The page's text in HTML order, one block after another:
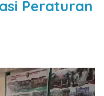
Peraturan